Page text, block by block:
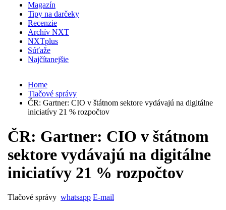
Magazín
Tipy na darčeky
Recenzie
Archív NXT
NXTplus
Súťaže
Najčítanejšie
Home
Tlačové správy
ČR: Gartner: CIO v štátnom sektore vydávajú na digitálne
iniciatívy 21 % rozpočtov
ČR: Gartner: CIO v štátnom
sektore vydávajú na digitálne
iniciatívy 21 % rozpočtov
Tlačové správy whatsapp E-mail